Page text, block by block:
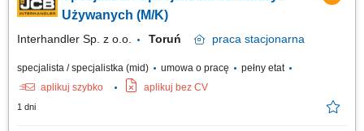
sprzedażowych z zachowaniem jakości obsługi;
Używanych (M/K)
Interhandler Sp. z o.o. Toruń praca stacjonarna
specjalista / specjalistka (mid) umowa o pracę
pełny etat
aplikuj szybko
aplikuj bez CV
1 dni